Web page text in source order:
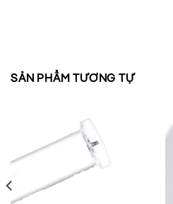
SẢN PHẨM TƯƠNG TỰ